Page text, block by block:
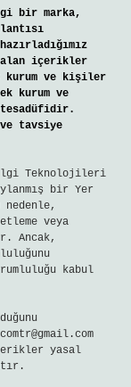
bir marka,
alan içerikler
kurum ve kişiler
kurum ve
tavsiye
Teknolojileri
bir Yer
veya
Ancak,
kabul
yasal